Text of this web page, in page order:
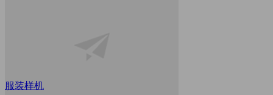
服装样机